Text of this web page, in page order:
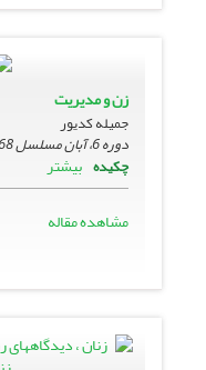
زن و مدیریت
جمیله کدیور
دوره 6، آبان مسلسل 68 سال1376 ، آبان 1376
چکیده بیشتر
مشاهده مقاله